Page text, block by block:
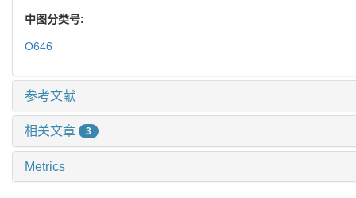
中图分类号:
O646
参考文献
相关文章 3
Metrics